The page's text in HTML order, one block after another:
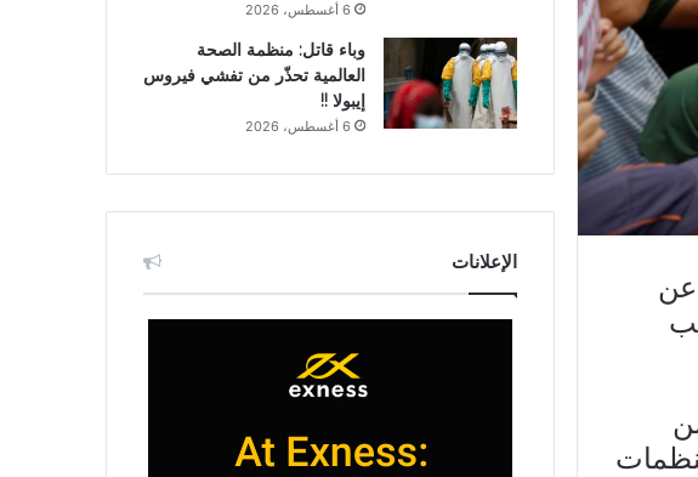
عن
6 أغسطس، 2026
وباء قاتل: منظمة الصحة
العالمية تحذّر من تفشي فيروس
إيبولا !!
6 أغسطس، 2026
الإعلانات